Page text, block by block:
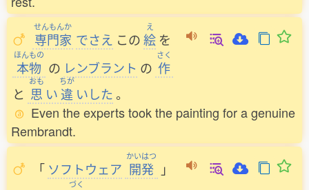
せんもんか
専門家 でさえ この
え
絵 を
ほんもの
本物 の レンブラント の
さく
作
と
おも
思 い
ちが
違 いした。
Even the experts took the painting for a genuine
Rembrandt.
「 ソフトウェア
かいはつ
開発 」
づく